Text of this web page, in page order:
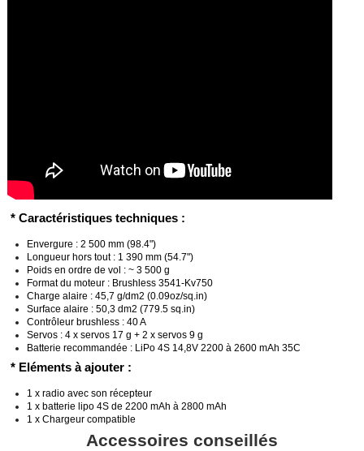
* Caractéristiques techniques :
Envergure : 2 500 mm (98.4")
Longueur hors tout : 1 390 mm (54.7")
Poids en ordre de vol : ~ 3 500 g
Format du moteur : Brushless 3541-Kv750
Charge alaire : 45,7 g/dm2 (0.09oz/sq.in)
Surface alaire : 50,3 dm2 (779.5 sq.in)
Contrôleur brushless : 40 A
Servos : 4 x servos 17 g + 2 x servos 9 g
Batterie recommandée : LiPo 4S 14,8V 2200 à 2600 mAh 35C
* Eléments à ajouter :
1 x radio avec son récepteur
1 x batterie lipo 4S de 2200 mAh à 2800 mAh
1 x Chargeur compatible
Accessoires conseillés